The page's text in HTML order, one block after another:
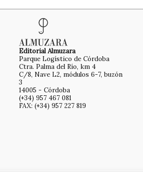
Editorial Almuzara
Parque Logístico de Córdoba
Ctra. Palma del Río, km 4
C/8, Nave L2, módulos 6-7, buzón
3
14005 - Córdoba
(+34) 957 467 081
FAX: (+34) 957 227 819